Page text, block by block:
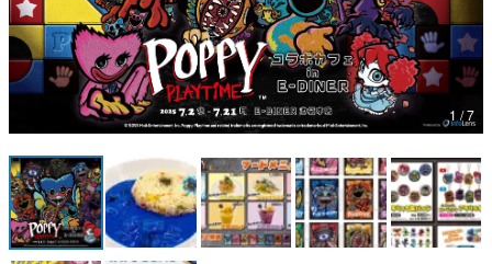
マンガ
女性向け
アプリレビュー
その他
電ファミニコゲーマーとは？
運営：株式会社マレ
1 / 7